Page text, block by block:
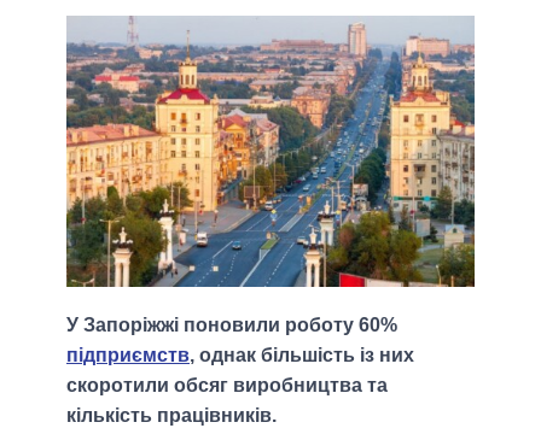
У Запоріжжі поновили роботу 60%
підприємств, однак більшість із них
скоротили обсяг виробництва та
кількість працівників.